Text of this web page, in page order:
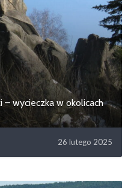
– wycieczka w okolicach
26 lutego 2025